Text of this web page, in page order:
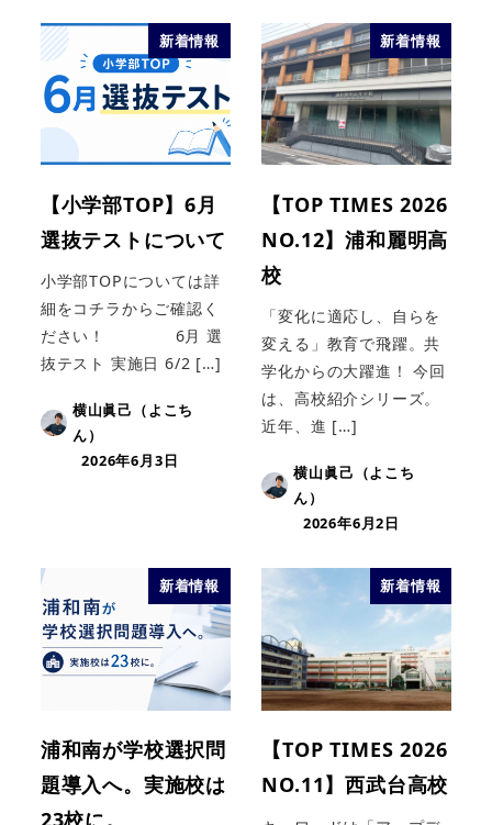
新着情報
【小学部TOP】6月
選抜テストについて
小学部TOPについては詳
細をコチラからご確認く
ださい！ 6月 選
抜テスト 実施日 6/2 […]
横山眞己（よこち
ん）
2026年6月3日
新着情報
【TOP TIMES 2026
NO.12】浦和麗明高
校
「変化に適応し、自らを
変える」教育で飛躍。共
学化からの大躍進！ 今回
は、高校紹介シリーズ。
近年、進 […]
横山眞己（よこち
ん）
2026年6月2日
新着情報
浦和南が学校選択問
題導入へ。実施校は
23校に。
新着情報
【TOP TIMES 2026
NO.11】西武台高校